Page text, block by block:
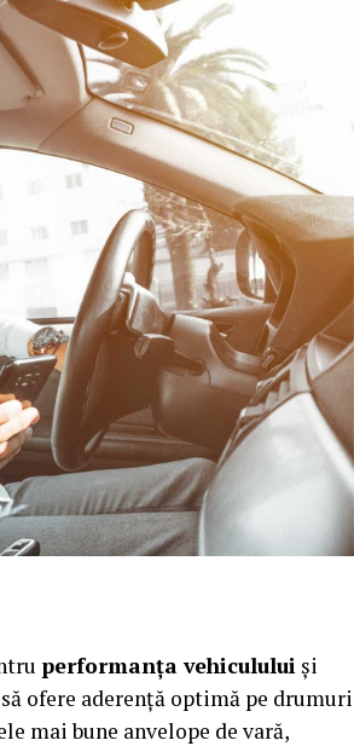
performanța vehicululuiși
ofere aderență optimă pe drumuri
mai bune anvelope de vară,